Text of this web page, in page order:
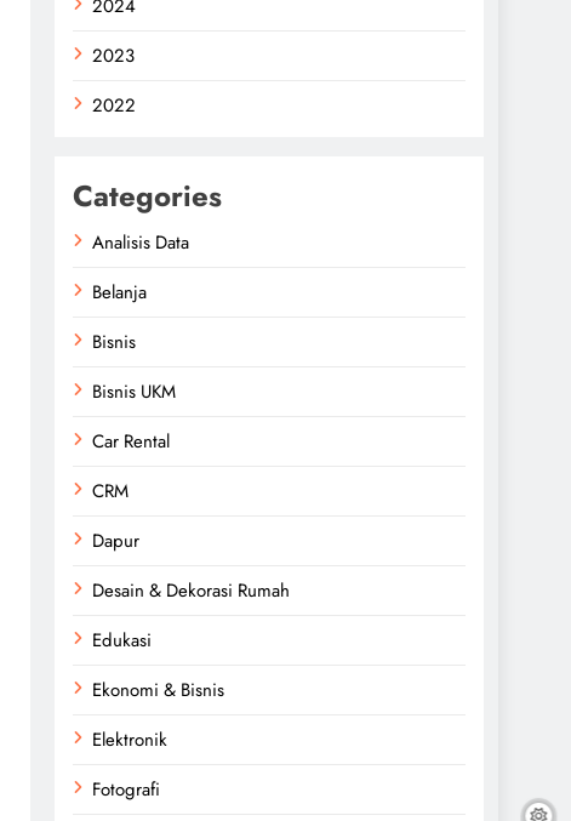
2024
2023
2022
Categories
Analisis Data
Belanja
Bisnis
Bisnis UKM
Car Rental
CRM
Dapur
Desain & Dekorasi Rumah
Edukasi
Ekonomi & Bisnis
Elektronik
Fotografi